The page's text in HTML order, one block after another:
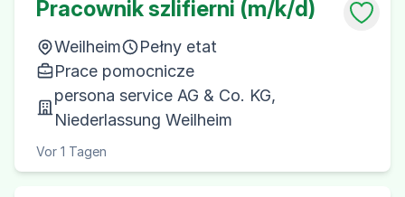
Pracownik szlifierni (m/k/d)
Weilheim
Pełny etat
Prace pomocnicze
persona service AG & Co. KG,
Niederlassung Weilheim
Vor 1 Tagen